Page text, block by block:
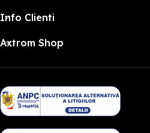
Info Clienti
Axtrom Shop